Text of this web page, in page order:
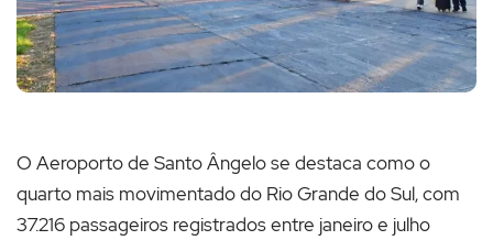
O Aeroporto de Santo Ângelo se destaca como o
quarto mais movimentado do Rio Grande do Sul, com
37.216 passageiros registrados entre janeiro e julho